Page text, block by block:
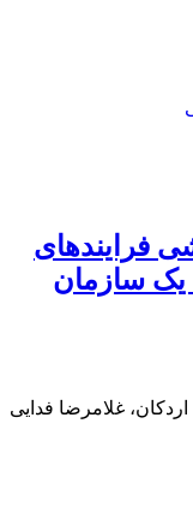
فرایندهای
یک سازمان
اردکان، غلامرضا فدایی